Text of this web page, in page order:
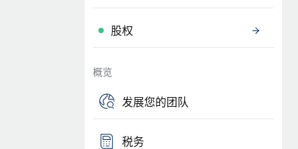
股权
概览
发展您的团队
税务